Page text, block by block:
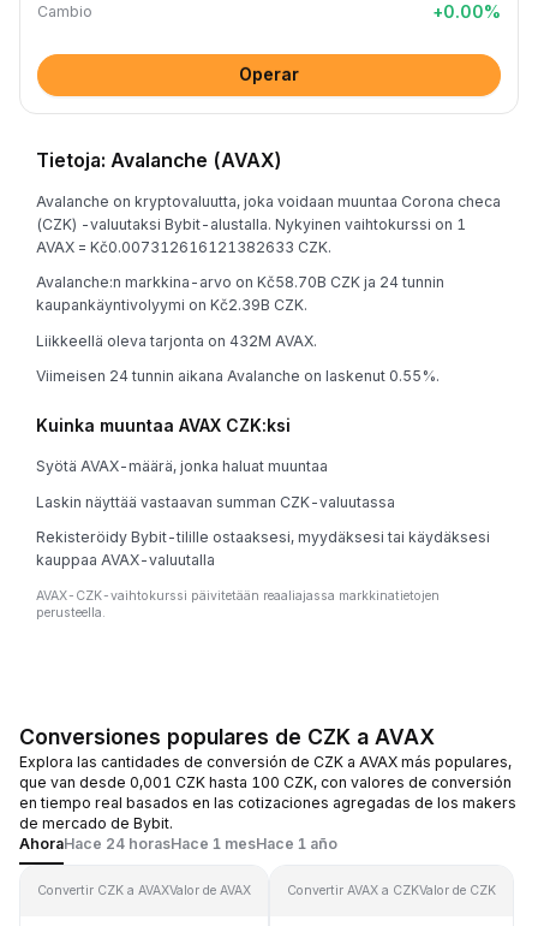
Cambio +0.00%
Operar
Tietoja: Avalanche (AVAX)
Avalanche on kryptovaluutta, joka voidaan muuntaa Corona checa
(CZK) -valuutaksi Bybit-alustalla. Nykyinen vaihtokurssi on 1
AVAX = Kč0.007312616121382633 CZK.
Avalanche:n markkina-arvo on Kč58.70B CZK ja 24 tunnin
kaupankäyntivolyymi on Kč2.39B CZK.
Liikkeellä oleva tarjonta on 432M AVAX.
Viimeisen 24 tunnin aikana Avalanche on laskenut 0.55%.
Kuinka muuntaa AVAX CZK:ksi
Syötä AVAX-määrä, jonka haluat muuntaa
Laskin näyttää vastaavan summan CZK-valuutassa
Rekisteröidy Bybit-tilille ostaaksesi, myydäksesi tai käydäksesi
kauppaa AVAX-valuutalla
AVAX-CZK-vaihtokurssi päivitetään reaaliajassa markkinatietojen
perusteella.
Conversiones populares de CZK a AVAX
Explora las cantidades de conversión de CZK a AVAX más populares,
que van desde 0,001 CZK hasta 100 CZK, con valores de conversión
en tiempo real basados en las cotizaciones agregadas de los makers
de mercado de Bybit.
AhoraHace 24 horasHace 1 mesHace 1 año
Convertir CZK a AVAXValor de AVAX Convertir AVAX a CZKValor de CZK